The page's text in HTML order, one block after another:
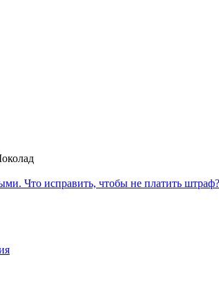
Что исправить, чтобы не платить штраф?